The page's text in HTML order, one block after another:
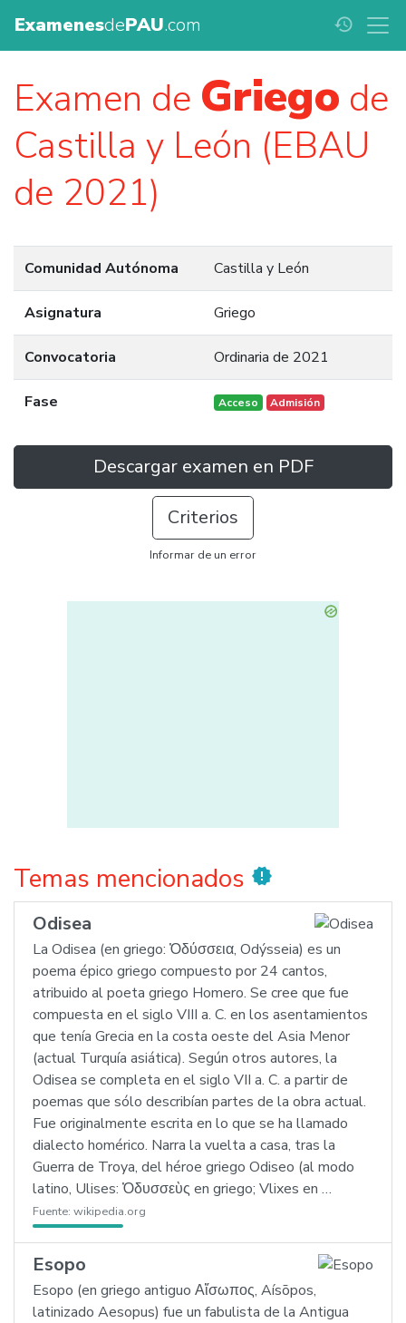
ExamenesdePAU.com history
Examen de Griego de
Castilla y León (EBAU
de 2021)
Comunidad Autónoma Castilla y León
Asignatura Griego
Convocatoria Ordinaria de 2021
Fase Acceso Admisión
Descargar examen en PDF
Criterios
Informar de un error
Temas mencionados new_releases
Odisea
La Odisea (en griego: Ὀδύσσεια, Odýsseia) es un
poema épico griego compuesto por 24 cantos,
atribuido al poeta griego Homero. Se cree que fue
compuesta en el siglo VIII a. C. en los asentamientos
que tenía Grecia en la costa oeste del Asia Menor
(actual Turquía asiática). Según otros autores, la
Odisea se completa en el siglo VII a. C. a partir de
poemas que sólo describían partes de la obra actual.
Fue originalmente escrita en lo que se ha llamado
dialecto homérico. Narra la vuelta a casa, tras la
Guerra de Troya, del héroe griego Odiseo (al modo
latino, Ulises: Ὀδυσσεὺς en griego; Vlixes en …
Fuente: wikipedia.org
Esopo
Esopo (en griego antiguo Αἴσωπος, Aísōpos,
latinizado Aesopus) fue un fabulista de la Antigua